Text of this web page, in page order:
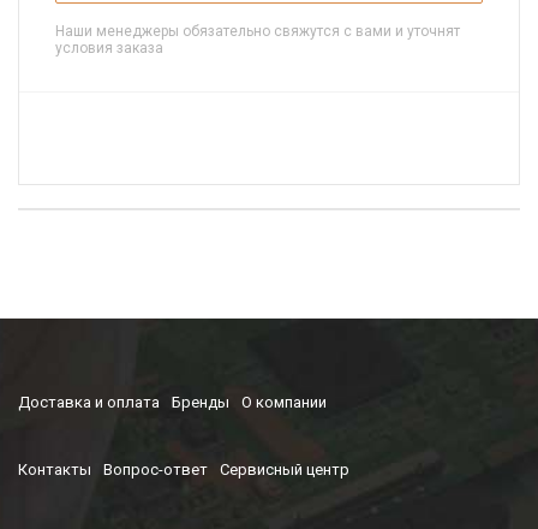
Наши менеджеры обязательно свяжутся с вами и уточнят
условия заказа
Доставка и оплата Бренды О компании
Контакты Вопрос-ответ Сервисный центр